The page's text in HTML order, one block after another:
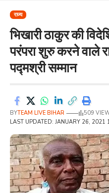
राज्य
भिखारी ठाकुर की
परंपरा शुरु करने वाले
पद्मश्री सम्मान
LAST UPDATED: JANUARY 26, 2021
BYTEAM LIVE BIHAR 509